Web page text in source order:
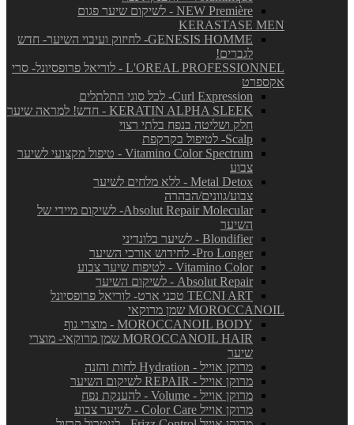
NEW Première - לשיקום שיער פגום
KERASTASE MEN
GENESIS HOMME- לחיזוק ועיבוי השיער- חדש
לגברים!
L'OREAL PROFESSIONNEL - לוריאל פרופסיונל- סרי
אקספרט
Curl Expression- לכל סוגי התלתלים
KERATIN ALPHA SLEEK - חדש! למראה שיער
חלק ושליטה בנפח בלתי רצוי
Scalp- לטיפול בקרקפת
Vitamino Color Spectrum - טיפול מקצועי לשיער
צבוע
Metal Detox - ללא מלחים לשיער
צבוע/גוונים/הבהרה
Absolut Repair Molecular- לשיקום מיידי של
השיער
Blondifier - לשיער בלונדיני
Pro Longer- לחידוש אורכי השיער
Vitamino Color - לטיפוח שיער צבוע
Absolut Repair - לשיקום השיער
TECNI ART טכני ארט- לוריאל פרופסיונל
MOROCCANOIL שמן מרוקאי
MOROCCANOIL BODY - מוצרי גוף
MOROCCANOIL HAIR שמן מרוקאי- מוצרי
שיער
מרוקן אוייל - Hydration לחות והזנה
מרוקן אוייל - REPAIR לשיקום השיער
מרוקן אוייל - Volume - להענקת נפח
מרוקן אוייל Color Care - לשיער צבוע